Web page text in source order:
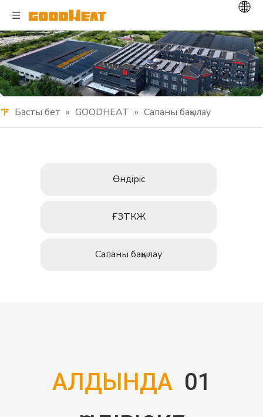
Басты бет » GOODHEAT » Сапаны бақылау
Өндіріс
ҒЗТКЖ
Сапаны бақылау
01
АЛДЫНДА